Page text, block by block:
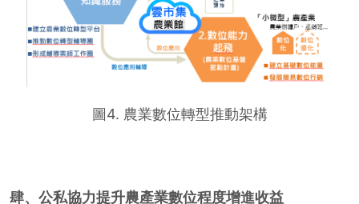
圖4. 農業數位轉型推動架構
肆、公私協力提升農產業數位程度增進收益